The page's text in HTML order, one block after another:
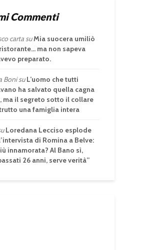
Commenti
cartasuMia suocera umiliò
ma non sapeva
preparato.
BonisuL’uomo che tutti
ha salvato quella cagna
ma il segreto sotto il collare
una famiglia intera
Loredana Lecciso esplode
di Romina a Belve:
innamorata? Al Bano sì,
26 anni, serve verità”